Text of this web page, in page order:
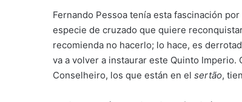
Fernando Pessoa tenía esta fascinación
especie de cruzado que quiere
recomienda no hacerlo; lo hace, es
va a volver a instaurar este Quinto
Conselheiro, los que están en el sertão,